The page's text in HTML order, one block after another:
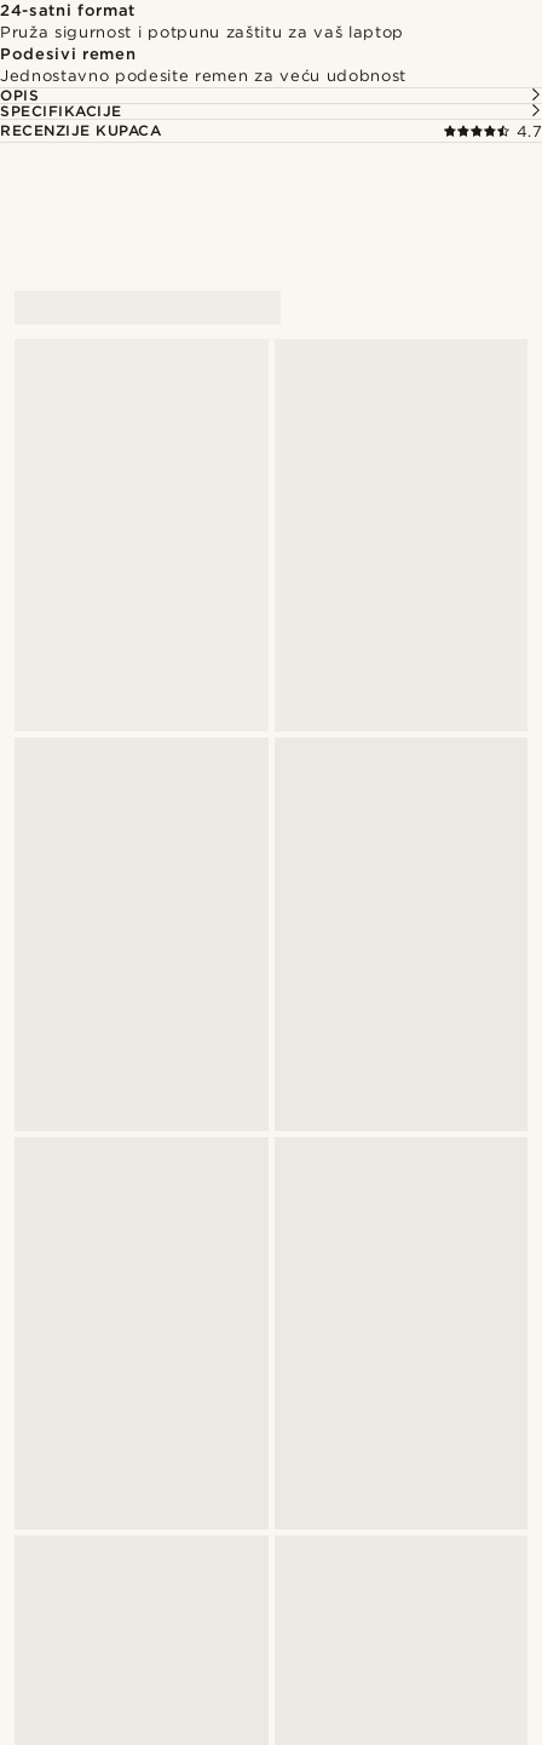
24-satni format
Pruža sigurnost i potpunu zaštitu za vaš laptop
Podesivi remen
Jednostavno podesite remen za veću udobnost
OPIS
SPECIFIKACIJE
RECENZIJE KUPACA
4.7